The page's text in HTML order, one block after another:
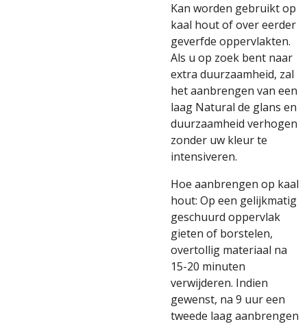
Kan worden gebruikt op
kaal hout of over eerder
geverfde oppervlakten.
Als u op zoek bent naar
extra duurzaamheid, zal
het aanbrengen van een
laag Natural de glans en
duurzaamheid verhogen
zonder uw kleur te
intensiveren.
Hoe aanbrengen op kaal
hout: Op een gelijkmatig
geschuurd oppervlak
gieten of borstelen,
overtollig materiaal na
15-20 minuten
verwijderen. Indien
gewenst, na 9 uur een
tweede laag aanbrengen